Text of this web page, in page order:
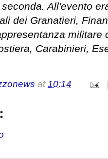
All'evento
dei Granatieri,
militare
Carabinieri,
at10:14